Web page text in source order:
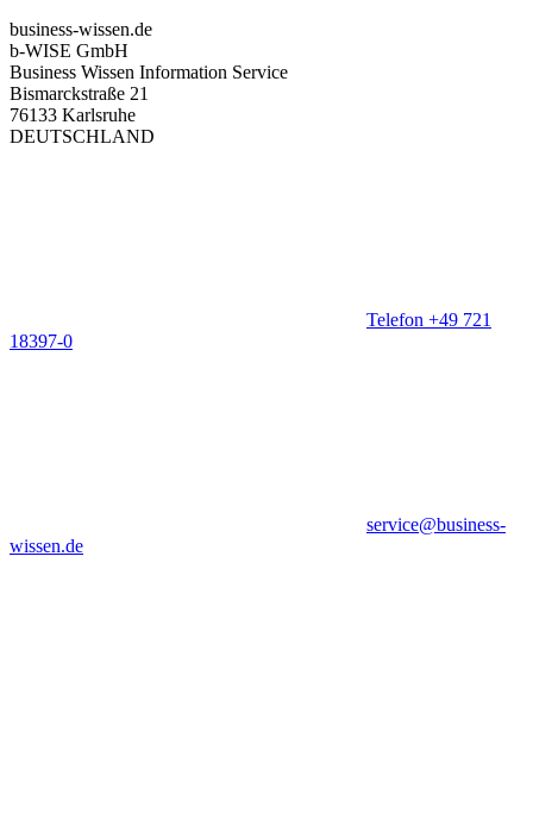
business-wissen.de
b-WISE GmbH
Business Wissen Information Service
Bismarckstraße 21
76133 Karlsruhe
DEUTSCHLAND
Telefon +49 721
18397-0
service@business-
wissen.de